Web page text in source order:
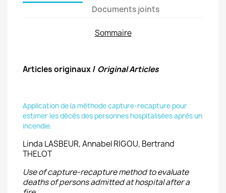
Documents joints
Sommaire
Articles originaux / Original Articles
Application de la méthode capture-recapture pour
estimer les décès des personnes hospitalisées après un
incendie.
Linda LASBEUR, Annabel RIGOU, Bertrand
THELOT
Use of capture-recapture method to evaluate
deaths of persons admitted at hospital after a